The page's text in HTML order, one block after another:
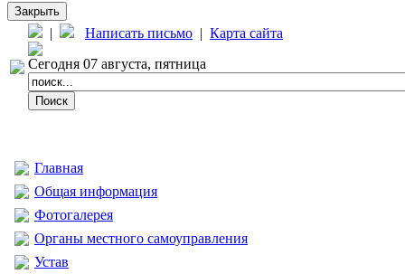
Закрыть
| Написать письмо | Карта сайта
Сегодня 07 августа, пятница
Главная
Общая информация
Фотогалерея
Органы местного самоуправления
Устав